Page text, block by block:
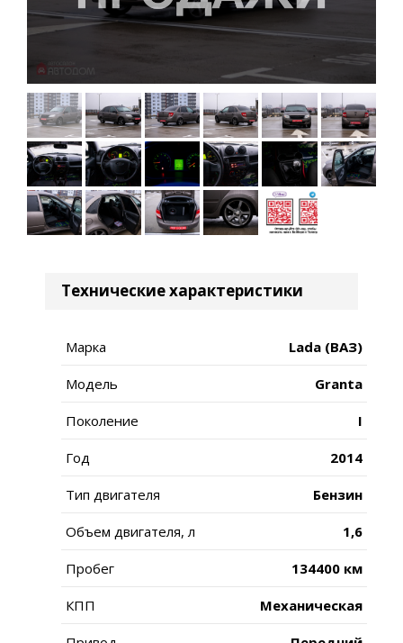
Технические характеристики
Марка Lada (ВАЗ)
Модель Granta
Поколение I
Год 2014
Тип двигателя Бензин
Объем двигателя, л 1,6
Пробег 134400 км
КПП Механическая